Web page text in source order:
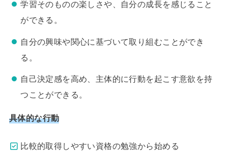
学習そのものの楽しさや、自分の成長を感じること
ができる。
自分の興味や関心に基づいて取り組むことができ
る。
自己決定感を高め、主体的に行動を起こす意欲を持
つことができる。
具体的な行動
比較的取得しやすい資格の勉強から始める